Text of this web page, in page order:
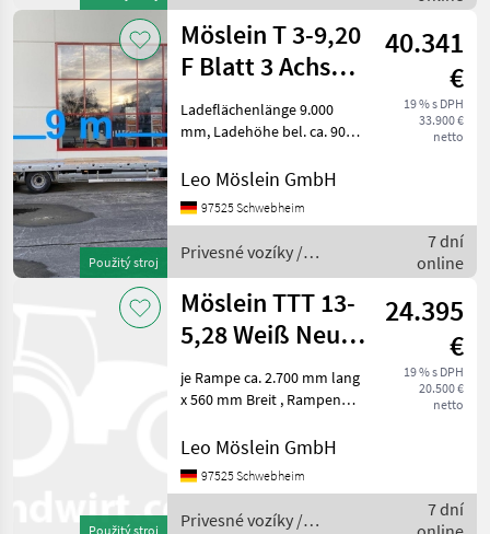
Möslein
Použitý stroj
Möslein T 3-9,20
F Blatt 3 Achs
Tieflader mit
gerader La
40.341
€
19 % s DPH
33.900 €
netto
Ladeflächenlänge 9.000
mm, Ladehöhe bel. ca. 900
16 x Rungentaschen im
Auffahrrampen (ca. 3.000 x
Leo Möslein GmbH
97525 Schwebheim
Privesné vozíky /
Möslein
7 dní
online
Použitý stroj
Möslein TTT 13-
5,28 Weiß Neuer
13 t
Tandemtieflader
24.395
€
19 % s DPH
20.500 €
netto
je Rampe ca. 2.700 mm lang
x 560 mm Breit , Rampen
840 mm, 10 Zurrösen je 2, 5
Bordwände, klappbar und
Leo Möslein GmbH
97525 Schwebheim
Privesné vozíky /
7 dní